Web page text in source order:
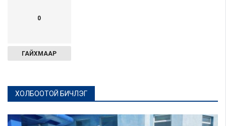
0
ГАЙХМААР
ХОЛБООТОЙ БИЧЛЭГ